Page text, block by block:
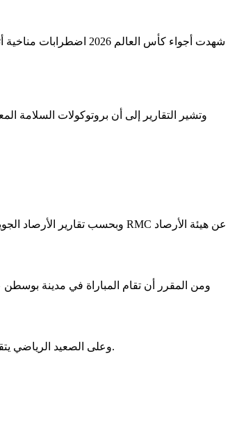
شهدت أجواء كأس
وعلى الصعيد الرياضي يتقاسم منتخبا فرنسا والنرويج صدارة المجموعة التاسعة برصيد 6 نقاط لكل منهما، مع أفضلية لمنتخب فرنسا بفارق الأهداف، بعدما ضمنا التأهل إلى دور الـ32.